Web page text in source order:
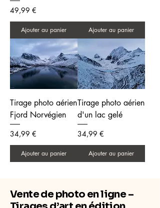
Prix
49,99 €
Ajouter au panier Ajouter au panier
Tirage photo aérien
Fjord Norvégien
Prix
34,99 €
Ajouter au panier
Tirage photo aérien
d'un lac gelé
Prix
34,99 €
Ajouter au panier
Vente de photo en ligne –